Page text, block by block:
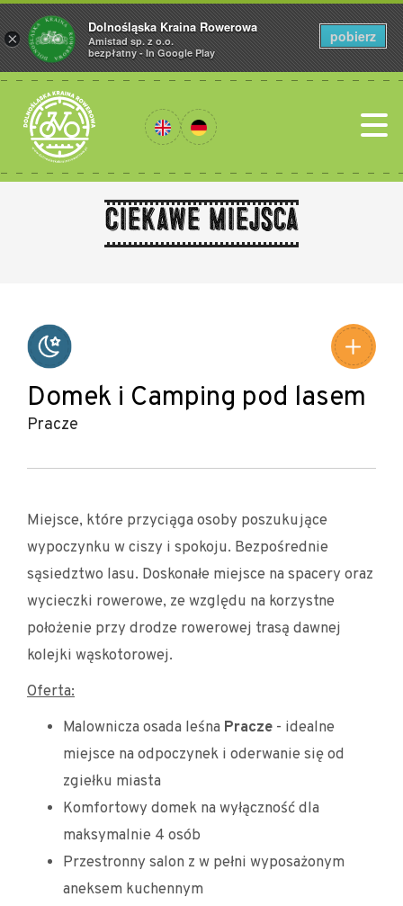
Ciekawe miejsca
Domek i Camping pod lasem
Pracze
Miejsce, które przyciąga osoby poszukujące
wypoczynku w ciszy i spokoju. Bezpośrednie
sąsiedztwo lasu. Doskonałe miejsce na spacery oraz
wycieczki rowerowe, ze względu na korzystne
położenie przy drodze rowerowej trasą dawnej
kolejki wąskotorowej.
Oferta:
Malownicza osada leśna Pracze - idealne
miejsce na odpoczynek i oderwanie się od
zgiełku miasta
Komfortowy domek na wyłączność dla
maksymalnie 4 osób
Przestronny salon z w pełni wyposażonym
aneksem kuchennym
×
Dolnośląska Kraina Rowerowa
Amistad sp. z o.o.
bezpłatny - In Google Play
pobierz